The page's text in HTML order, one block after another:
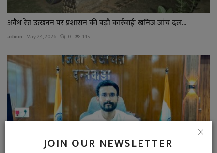
JOIN OUR NEWSLETTER
अवैध रेत उत्खनन पर प्रशासन की बड़ी कार्रवाईः खनिज जांच दल...
admin May 24, 2026 0 145